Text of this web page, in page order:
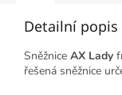
Detailní
Sněžnice AX Lady
řešená sněžnice